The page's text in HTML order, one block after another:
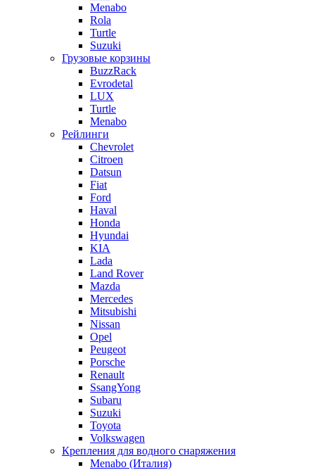
Menabo
Rola
Turtle
Suzuki
Грузовые корзины
BuzzRack
Evrodetal
LUX
Turtle
Menabo
Рейлинги
Chevrolet
Citroen
Datsun
Fiat
Ford
Haval
Honda
Hyundai
KIA
Lada
Land Rover
Mazda
Mercedes
Mitsubishi
Nissan
Opel
Peugeot
Porsche
Renault
SsangYong
Subaru
Suzuki
Toyota
Volkswagen
Крепления для водного снаряжения
Menabo (Италия)